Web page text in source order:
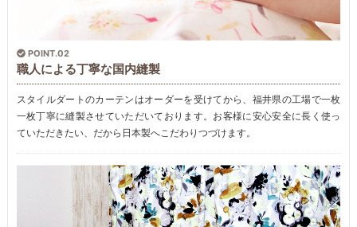
POINT.02
職人による丁寧な国内縫製
スタイルダートのカーテンはオーダーを受けてから、福井県の工場で一枚
一枚丁寧に縫製させていただいております。お客様に安心安全に長く使っ
ていただきたい、だから日本製へこだわりつづけます。